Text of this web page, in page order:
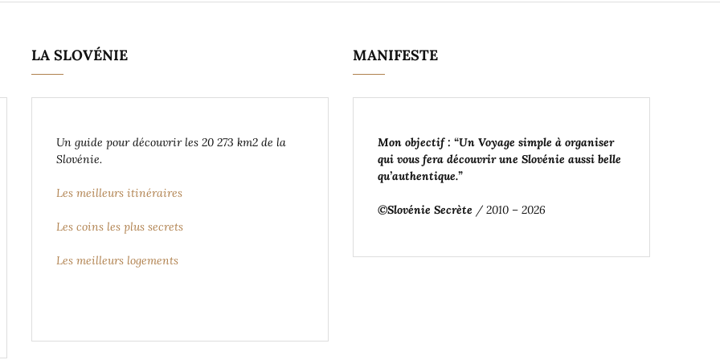
LA SLOVÉNIE
Un guide pour découvrir les 20 273 km2 de la
Slovénie.
Les meilleurs itinéraires
Les coins les plus secrets
Les meilleurs logements
MANIFESTE
Mon objectif : “Un Voyage simple à organiser
qui vous fera découvrir une Slovénie aussi belle
qu’authentique.”
©Slovénie Secrète / 2010 – 2026